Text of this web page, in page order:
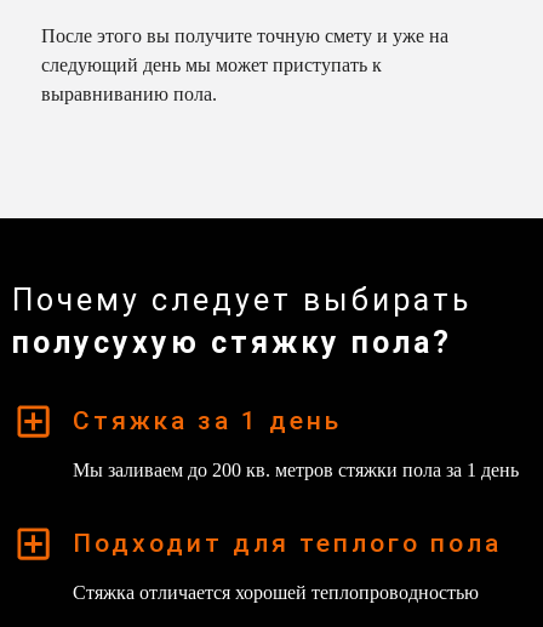
После этого вы получите точную смету и уже на
следующий день мы может приступать к
выравниванию пола.
Почему следует выбирать
полусухую стяжку пола?
Стяжка за 1 день
Мы заливаем до 200 кв. метров стяжки пола за 1 день
Подходит для теплого пола
Стяжка отличается хорошей теплопроводностью